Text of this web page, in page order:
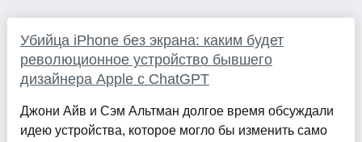
Убийца iPhone без экрана: каким будет
революционное устройство бывшего
дизайнера Apple с ChatGPT
Джони Айв и Сэм Альтман долгое время обсуждали
идею устройства, которое могло бы изменить само